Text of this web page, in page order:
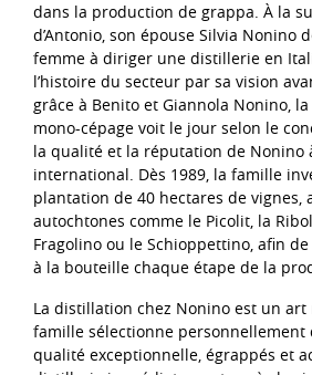
dans la production de grappa. À la
d’Antonio, son épouse Silvia Nonino
femme à diriger une distillerie en
l’histoire du secteur par sa vision
grâce à Benito et Giannola Nonino,
mono-cépage voit le jour selon le
la qualité et la réputation de Nonino
international. Dès 1989, la famille
plantation de 40 hectares de vignes,
autochtones comme le Picolit, la
Fragolino ou le Schioppettino, afin
à la bouteille chaque étape de la
La distillation chez Nonino est un art
famille sélectionne personnellement
qualité exceptionnelle, égrappés et